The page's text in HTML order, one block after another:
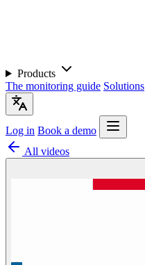
Products
The monitoring guide Solutions
Log in Book a demo
All videos